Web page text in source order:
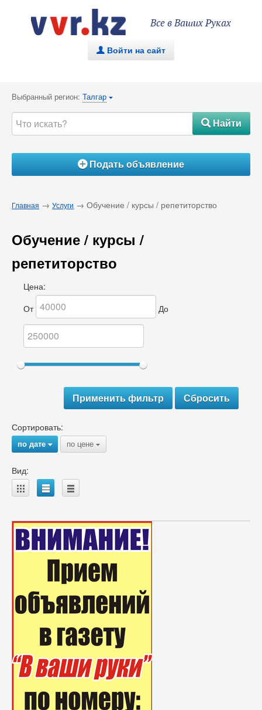
Все в Ваших Руках
. Войти на сайт
Выбранный регион: Талгар {
#Найти
ÁПодать объявление
Главная → Услуги → Обучение / курсы / репетиторство
Обучение / курсы /
репетиторство
Цена:
От
До
Сортировать:
по дате{ по цене {
Вид:
A B C